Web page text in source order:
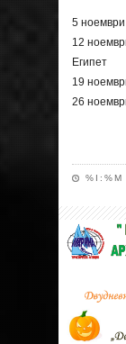
5
12
Египет
19
26
%I:%M